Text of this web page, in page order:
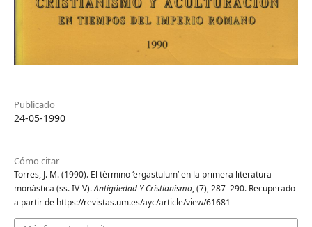
Publicado
24-05-1990
Cómo citar
Torres, J. M. (1990). El término ‘ergastulum’ en la primera literatura
monástica (ss. IV-V).Antigüedad Y Cristianismo, (7), 287–290. Recuperado
a partir de https://revistas.um.es/ayc/article/view/61681